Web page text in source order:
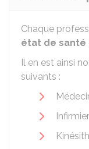
Chaque
état de santé
Il en est ainsi
suivants :
Infirmier